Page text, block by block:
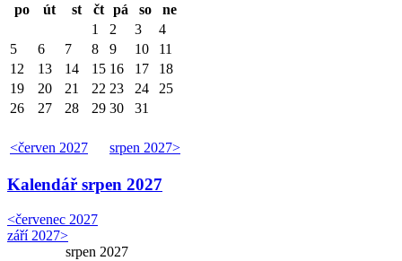
po
út st čt pá so ne
<červen 2027 srpen 2027>
1 2 3
4
5
6 7 8 9 10
11
12
13 14 15 16 17
18
19
20 21 22 23 24
25
26
27 28 29 30 31
Kalendář srpen 2027
<červenec 2027
září 2027>
srpen 2027